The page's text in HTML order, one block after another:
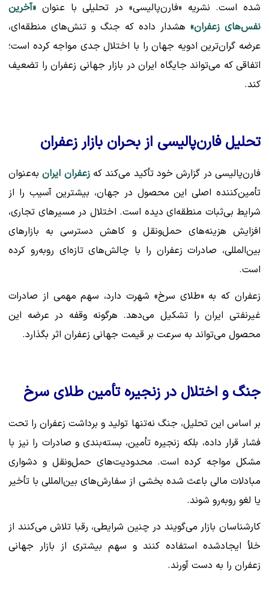
شده است. نشریه «فارن‌پالیسی» در تحلیلی با عنوان «آخرین
نفس‌های زعفران» هشدار داده که جنگ و تنش‌های منطقه‌ای،
عرضه گران‌ترین ادویه جهان را با اختلال جدی مواجه کرده است؛
اتفاقی که می‌تواند جایگاه ایران در بازار جهانی زعفران را تضعیف
کند.
تحلیل فارن‌پالیسی از بحران بازار زعفران
فارن‌پالیسی در گزارش خود تأکید می‌کند کهزعفران ایرانبه‌عنوان
تأمین‌کننده اصلی این محصول در جهان، بیشترین آسیب را از
شرایط بی‌ثبات منطقه‌ای دیده است. اختلال در مسیرهای تجاری،
افزایش هزینه‌های حمل‌ونقل و کاهش دسترسی به بازارهای
بین‌المللی، صادرات زعفران را با چالش‌های تازه‌ای روبه‌رو کرده
است.
زعفران که به «طلای سرخ» شهرت دارد، سهم مهمی از صادرات
غیرنفتی ایران را تشکیل می‌دهد. هرگونه وقفه در عرضه این
محصول می‌تواند به سرعت بر قیمت جهانی زعفران اثر بگذارد.
جنگ و اختلال در زنجیره تأمین طلای سرخ
بر اساس این تحلیل، جنگ نه‌تنها تولید و برداشت زعفران را تحت
فشار قرار داده، بلکه زنجیره تأمین، بسته‌بندی و صادرات را نیز با
مشکل مواجه کرده است. محدودیت‌های حمل‌ونقل و دشواری
مبادلات مالی باعث شده بخشی از سفارش‌های بین‌المللی با تأخیر
یا لغو روبه‌رو شوند.
کارشناسان بازار می‌گویند در چنین شرایطی، رقبا تلاش می‌کنند از
خلأ ایجادشده استفاده کنند و سهم بیشتری از بازار جهانی
زعفران را به دست آورند.